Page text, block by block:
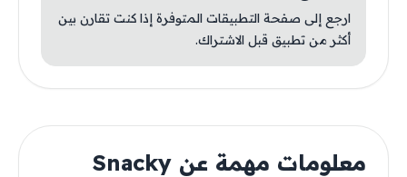
ارجع إلى صفحة التطبيقات المتوفرة إذا كنت تقارن بين
أكثر من تطبيق قبل الاشتراك.
معلومات مهمة عن Snacky